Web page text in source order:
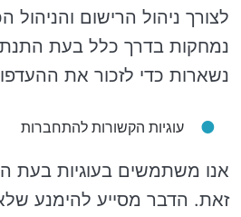
לצורך ניהול הרישום והניהול
נמחקות בדרך כלל בעת
נשארות כדי לזכור את
עוגיות הקשורות להתחברות
אנו משתמשים בעוגיות בעת
זאת. הדבר מסייע להימנע